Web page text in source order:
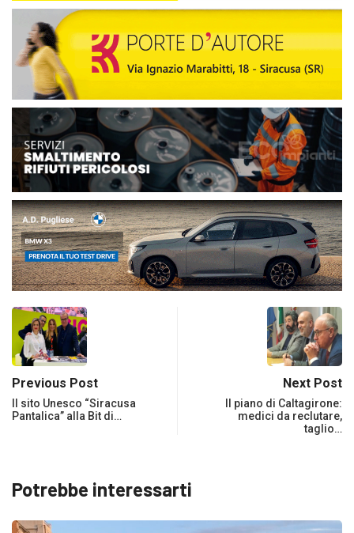
Previous Post
Il sito Unesco “Siracusa
Pantalica” alla Bit di…
Next Post
Il piano di Caltagirone:
medici da reclutare,
taglio…
Potrebbe interessarti